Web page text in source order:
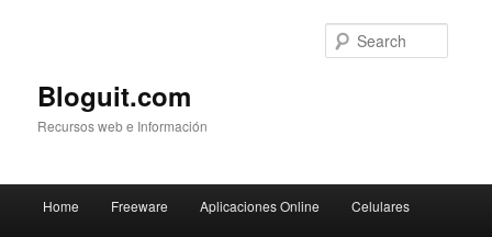
Bloguit.com
Recursos web e Información
Skip
Home Freeware Aplicaciones Online Celulares